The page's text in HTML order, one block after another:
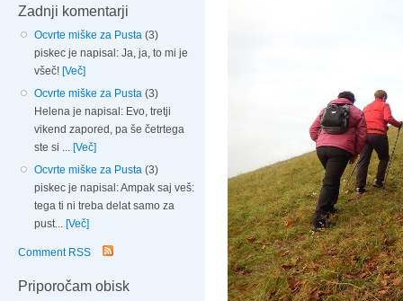
Zadnji komentarji
Ocvrte miške za Pusta (3)
piskec je napisal: Ja, ja, to mi je
všeč! [Več]
Ocvrte miške za Pusta (3)
Helena je napisal: Evo, tretji
vikend zapored, pa še četrtega
ste si ... [Več]
Ocvrte miške za Pusta (3)
piskec je napisal: Ampak saj veš:
tega ti ni treba delat samo za
pust... [Več]
Comment RSS
Priporočam obisk